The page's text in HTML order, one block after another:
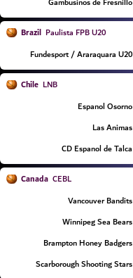
Brazil Paulista FPB U20
Fundesport / Araraquara U20
Chile LNB
Espanol Osorno
Las Animas
CD Espanol de Talca
Canada CEBL
Vancouver Bandits
Winnipeg Sea Bears
Brampton Honey Badgers
Scarborough Shooting Stars